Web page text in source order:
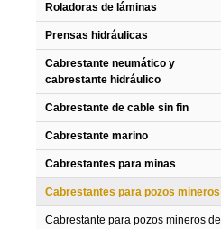
Roladoras de láminas
Prensas hidráulicas
Cabrestante neumático y
cabrestante hidráulico
Cabrestante de cable sin fin
Cabrestante marino
Cabrestantes para minas
Cabrestantes para pozos mineros
Cabrestante para pozos mineros de